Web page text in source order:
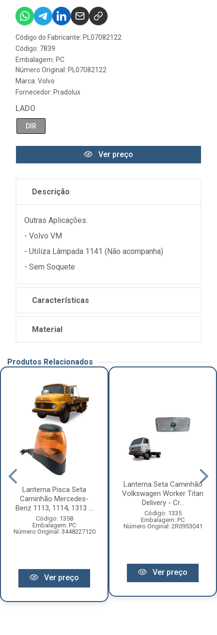
Código do Fabricante: PL07082122
Código: 7839
Embalagem: PC
Número Original: PL07082122
Marca: Volvo
Fornecedor: Pradolux
LADO
DIR
Ver preço
Descrição
Outras Aplicações:
- Volvo VM
- Utiliza Lâmpada 1141 (Não acompanha)
- Sem Soquete
Características
Material
Produtos Relacionados
Lanterna Pisca Seta
Caminhão Mercedes-
Benz 1113, 1114, 1313 ...
Código: 1358
Embalagem: PC
Número Original: 3448227120
Ver preço
Lanterna Seta Caminhão
Volkswagen Worker Titan
Delivery - Cr...
Código: 1335
Embalagem: PC
Número Original: 2R0953041
Ver preço